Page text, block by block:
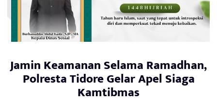
Jamin Keamanan Selama Ramadhan,
Polresta Tidore Gelar Apel Siaga
Kamtibmas